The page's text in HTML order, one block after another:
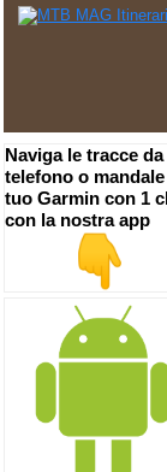
Naviga le tracce da
telefono o
tuo Garmin con 1
con la nostra app